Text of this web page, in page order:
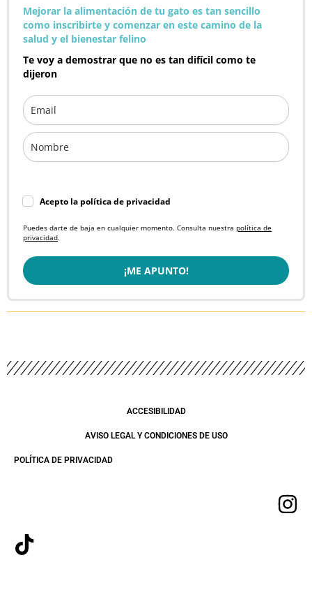
Mejorar la alimentación de tu gato es tan sencillo
como inscribirte y comenzar en este camino de la
salud y el bienestar felino
Te voy a demostrar que no es tan difícil como te
dijeron
Acepto la política de privacidad
Puedes darte de baja en cualquier momento. Consulta nuestra política de
privacidad.
¡ME APUNTO!
ACCESIBILIDAD
AVISO LEGAL Y CONDICIONES DE USO
POLÍTICA DE PRIVACIDAD